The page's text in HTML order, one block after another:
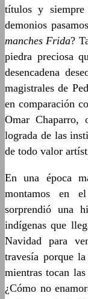
títulos y
demonios
manches Frida?
piedra preciosa
desencadena
magistrales de
en comparación
Omar
lograda de las
de todo valor
En una época
montamos en
sorprendió una
indígenas que
Navidad para
travesía porque
mientras tocan
¿Cómo no